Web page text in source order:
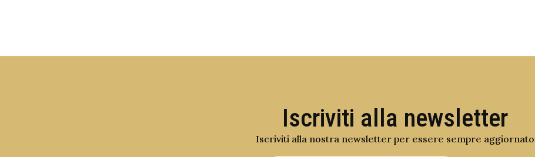
Iscriviti alla newsletter
Iscriviti alla nostra newsletter per essere sempre aggiornato